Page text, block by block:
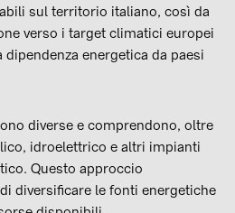
sul territorio italiano, così da
verso i target climatici europei
energetica da paesi
diverse e comprendono, oltre
idroelettrico e altri impianti
Questo approccio
diversificare le fonti energetiche